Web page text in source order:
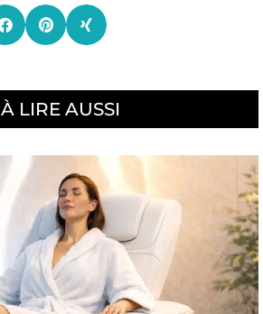
À LIRE AUSSI